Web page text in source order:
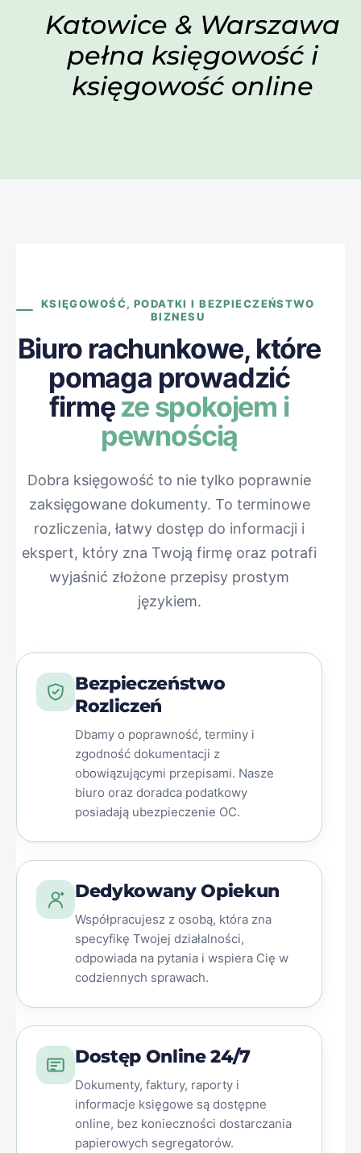
Katowice & Warszawa
pełna księgowość i
księgowość online
KSIĘGOWOŚĆ, PODATKI I BEZPIECZEŃSTWO
BIZNESU
Biuro rachunkowe, które
pomaga prowadzić
firmęze spokojem i
pewnością
Dobra księgowość to nie tylko poprawnie
zaksięgowane dokumenty. To terminowe
rozliczenia, łatwy dostęp do informacji i
ekspert, który zna Twoją firmę oraz potrafi
wyjaśnić złożone przepisy prostym
językiem.
Bezpieczeństwo
Rozliczeń
Dbamy o poprawność, terminy i
zgodność dokumentacji z
obowiązującymi przepisami. Nasze
biuro oraz doradca podatkowy
posiadają ubezpieczenie OC.
Dedykowany Opiekun
Współpracujesz z osobą, która zna
specyfikę Twojej działalności,
odpowiada na pytania i wspiera Cię w
codziennych sprawach.
Dostęp Online 24/7
Dokumenty, faktury, raporty i
informacje księgowe są dostępne
online, bez konieczności dostarczania
papierowych segregatorów.